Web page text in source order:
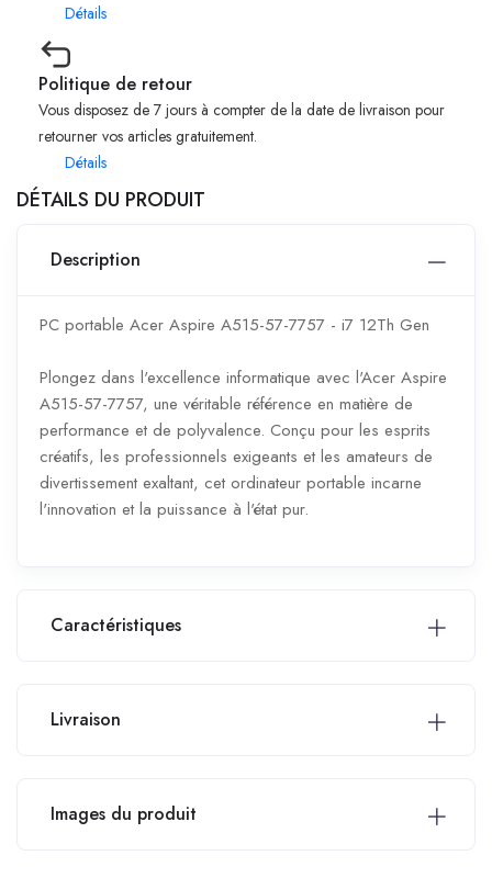
Détails
Politique de retour
Vous disposez de 7 jours à compter de la date de livraison pour
retourner vos articles gratuitement.
Détails
DÉTAILS DU PRODUIT
Description
PC portable Acer Aspire A515-57-7757 - i7 12Th Gen
Plongez dans l'excellence informatique avec l'Acer Aspire
A515-57-7757, une véritable référence en matière de
performance et de polyvalence. Conçu pour les esprits
créatifs, les professionnels exigeants et les amateurs de
divertissement exaltant, cet ordinateur portable incarne
l'innovation et la puissance à l'état pur.
Caractéristiques
Livraison
Images du produit